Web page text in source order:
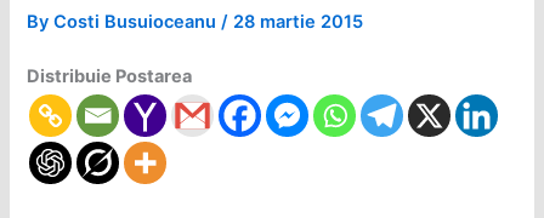
ByCosti Busuioceanu/ 28 martie 2015
Distribuie Postarea